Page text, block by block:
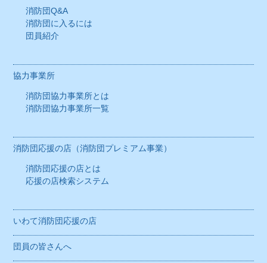
消防団Q&A
消防団に入るには
団員紹介
協力事業所
消防団協力事業所とは
消防団協力事業所一覧
消防団応援の店（消防団プレミアム事業）
消防団応援の店とは
応援の店検索システム
いわて消防団応援の店
団員の皆さんへ